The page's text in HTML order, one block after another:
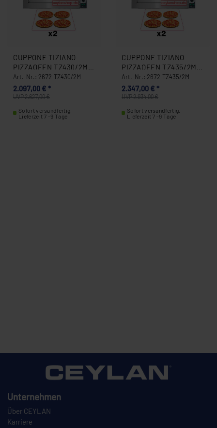
CUPPONE TIZIANO
PIZZAOFEN TZ430/2M
2672-TZ430/2M
Art.-Nr.: 2672-TZ430/2M
UVP 2.627,00 €
2.097,00 € *
Sofort versandfertig,
Lieferzeit 7 -9 Tage
CUPPONE TIZIANO
PIZZAOFEN TZ435/2M
2672-TZ435/2M
Art.-Nr.: 2672-TZ435/2M
UVP 2.934,00 €
2.347,00 € *
Sofort versandfertig,
Lieferzeit 7 -9 Tage
Unternehmen
Über CEYLAN
Karriere